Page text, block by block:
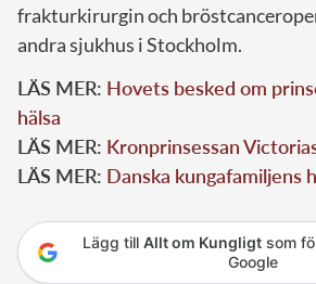
frakturkirurgin och
andra sjukhus i Stockholm.
LÄS MER: Hovets besked om
hälsa
LÄS MER: Kronprinsessan
LÄS MER: Danska kungafamiljens
Lägg till Allt om Kungligtsom
Google